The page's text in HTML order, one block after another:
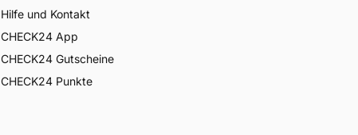
Hilfe und Kontakt
CHECK24 App
CHECK24 Gutscheine
CHECK24 Punkte